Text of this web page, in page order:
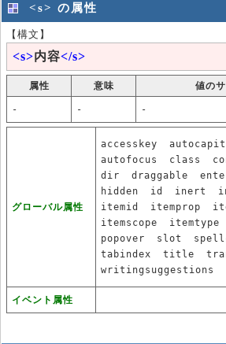
<s> の属性
【構文】
<s>内容</s>
属性 意味 値の
- - -
グローバル属性
accesskey
autofocus
class
dir
draggable
hidden
id inert
itemid
itemprop
itemscope
itemtype
popover
slot
tabindex
title
writingsuggestions
イベント属性